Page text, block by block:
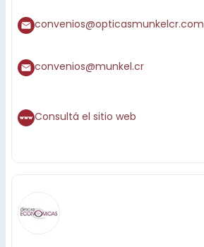
convenios@opticasmunkelcr.com
convenios@munkel.cr
Consultá el sitio web